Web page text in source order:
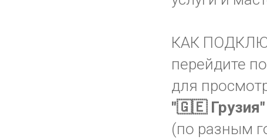
КАК
перейдите
для
"🇬🇪 Грузия"
(по разным